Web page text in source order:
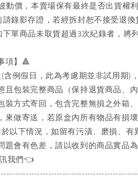
動價，本賣場保有最終是否出貨權利
錄影存證，若經拆封恕不接受退換
下單商品未取貨超過3次紀錄者，將
項】🔺
含例假日，此為考慮期並非試用期)
且包裝完整商品（保持退貨商品、
裝方式寄回，包含完整無損之外箱
做寄送，若原盒內所有物品有損
以下情況，如留有污漬、磨損、有
題會有色差，請以收到的商品實品
我們👈️